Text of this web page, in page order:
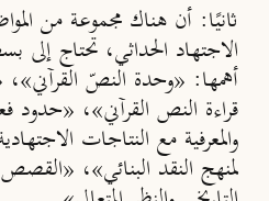
ثانيًا: أن هناك مجموعة من
الاجتهاد الحداثي، تحتاج إلى
أهمها: «وحدة النصّ القرآني»،
قراءة النص القرآني»، «حدود
والمعرفية مع النتاجات
لمنهج النقد البنائي»، «القصص